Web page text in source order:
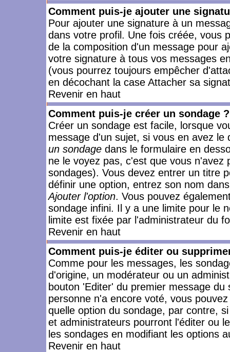
Comment puis-je ajouter une
Pour ajouter une signature à un
dans votre profil. Une fois créée, vous
de la composition d'un message pour
votre signature à tous vos messages
(vous pourrez toujours empêcher
en décochant la case Attacher sa
Revenir en haut
Comment puis-je créer un sondage ?
Créer un sondage est facile, lorsque
message d'un sujet, si vous en avez
un sondage dans le formulaire en
ne le voyez pas, c'est que vous
sondages). Vous devez entrer un titre
définir une option, entrez son nom
Ajouter l'option. Vous pouvez
sondage infini. Il y a une limite pour le
limite est fixée par l'administrateur du
Revenir en haut
Comment puis-je éditer ou
Comme pour les messages, les
d'origine, un modérateur ou un
bouton 'Editer' du premier message
personne n'a encore voté, vous
quelle option du sondage, par contre,
et administrateurs pourront l'éditer ou
les sondages en modifiant les options
Revenir en haut